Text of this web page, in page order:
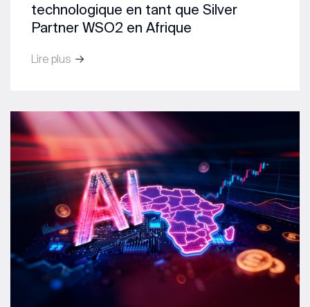
technologique en tant que Silver
Partner WSO2 en Afrique
Lire plus